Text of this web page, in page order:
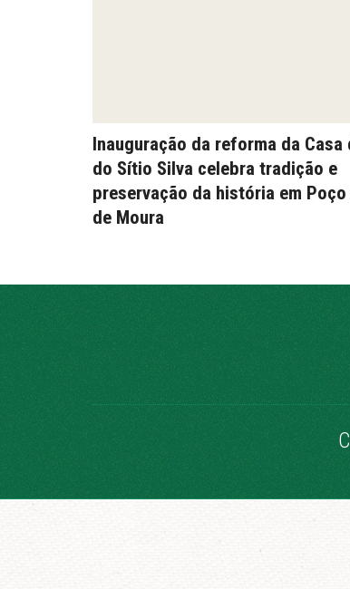
Inauguração da reforma da Casa
do Sítio Silva celebra tradição e
preservação da história em
de Moura